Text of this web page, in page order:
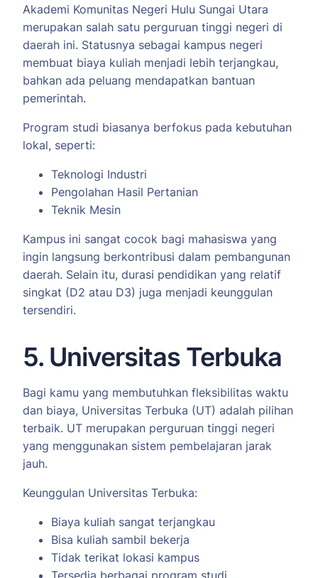
Akademi Komunitas Negeri Hulu Sungai Utara
merupakan salah satu perguruan tinggi negeri di
daerah ini. Statusnya sebagai kampus negeri
membuat biaya kuliah menjadi lebih terjangkau,
bahkan ada peluang mendapatkan bantuan
pemerintah.
Program studi biasanya berfokus pada kebutuhan
lokal, seperti:
Teknologi Industri
Pengolahan Hasil Pertanian
Teknik Mesin
Kampus ini sangat cocok bagi mahasiswa yang
ingin langsung berkontribusi dalam pembangunan
daerah. Selain itu, durasi pendidikan yang relatif
singkat (D2 atau D3) juga menjadi keunggulan
tersendiri.
5. Universitas Terbuka
Bagi kamu yang membutuhkan fleksibilitas waktu
dan biaya, Universitas Terbuka (UT) adalah pilihan
terbaik. UT merupakan perguruan tinggi negeri
yang menggunakan sistem pembelajaran jarak
jauh.
Keunggulan Universitas Terbuka:
Biaya kuliah sangat terjangkau
Bisa kuliah sambil bekerja
Tidak terikat lokasi kampus